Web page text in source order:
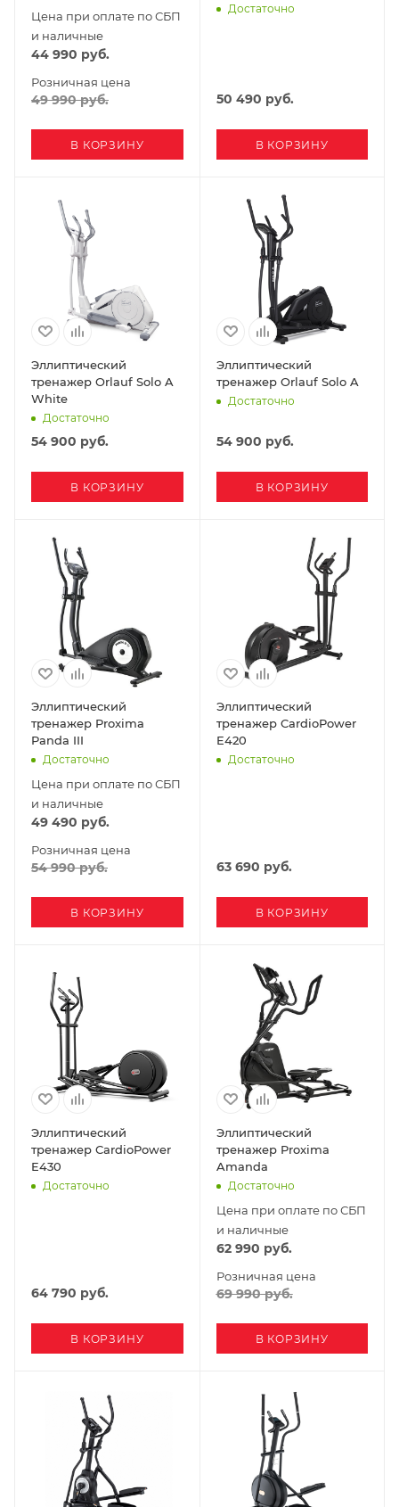
Цена при оплате по СБП
и наличные
44 990 руб.
Розничная цена
49 990руб.
В КОРЗИНУ
Достаточно
50 490 руб.
В КОРЗИНУ
Эллиптический
тренажер Orlauf Solo A
White
Достаточно
54 900 руб.
В КОРЗИНУ
Эллиптический
тренажер Orlauf Solo A
Достаточно
54 900 руб.
В КОРЗИНУ
Эллиптический
тренажер Proxima
Panda III
Достаточно
Цена при оплате по СБП
и наличные
49 490 руб.
Розничная цена
54 990руб.
В КОРЗИНУ
Эллиптический
тренажер CardioPower
E420
Достаточно
63 690 руб.
В КОРЗИНУ
Эллиптический
тренажер CardioPower
E430
Достаточно
64 790 руб.
В КОРЗИНУ
Эллиптический
тренажер Proxima
Amanda
Достаточно
Цена при оплате по СБП
и наличные
62 990 руб.
Розничная цена
69 990руб.
В КОРЗИНУ